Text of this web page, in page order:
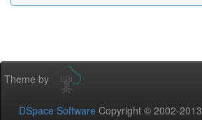
Theme by
DSpace Software Copyright © 2002-2013